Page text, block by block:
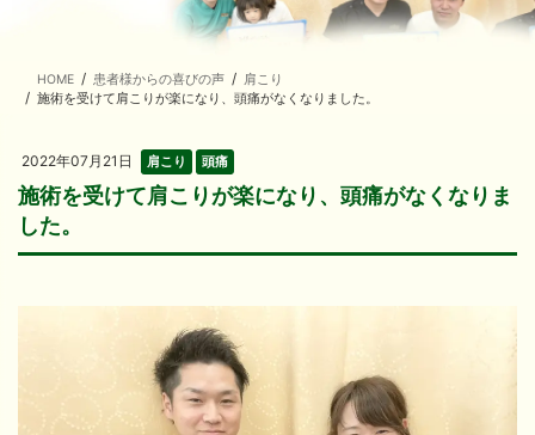
HOME 患者様からの喜びの声
肩こり
施術を受けて肩こりが楽になり、頭痛がなくなりました。
2022年07月21日 肩こり 頭痛
施術を受けて肩こりが楽になり、頭痛がなくなりま
した。